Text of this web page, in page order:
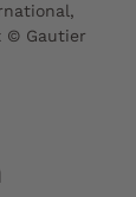
© Gautier